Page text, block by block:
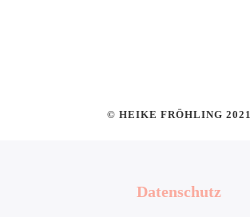
© HEIKE FRÖHLING 2021
Datenschutz